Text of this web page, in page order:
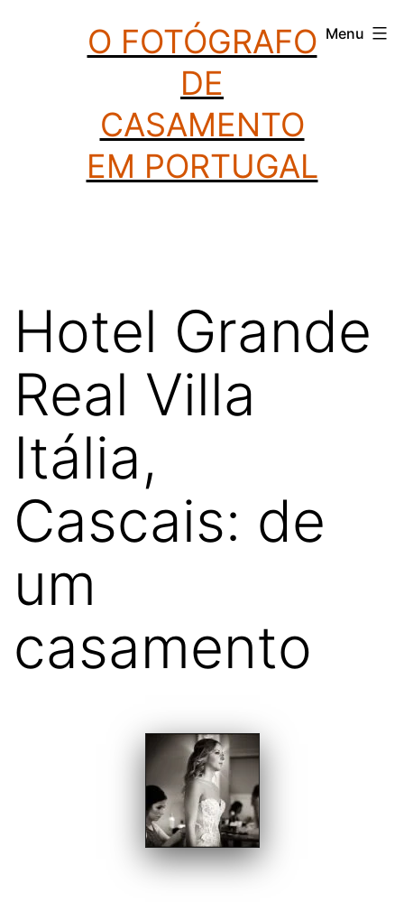
O FOTÓGRAFO
DE
CASAMENTO
EM PORTUGAL
Menu
Hotel Grande
Real Villa
Itália,
Cascais: de
um
casamento